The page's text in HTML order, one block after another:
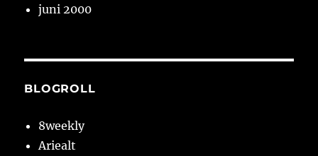
juni 2000
BLOGROLL
8weekly
Ariealt